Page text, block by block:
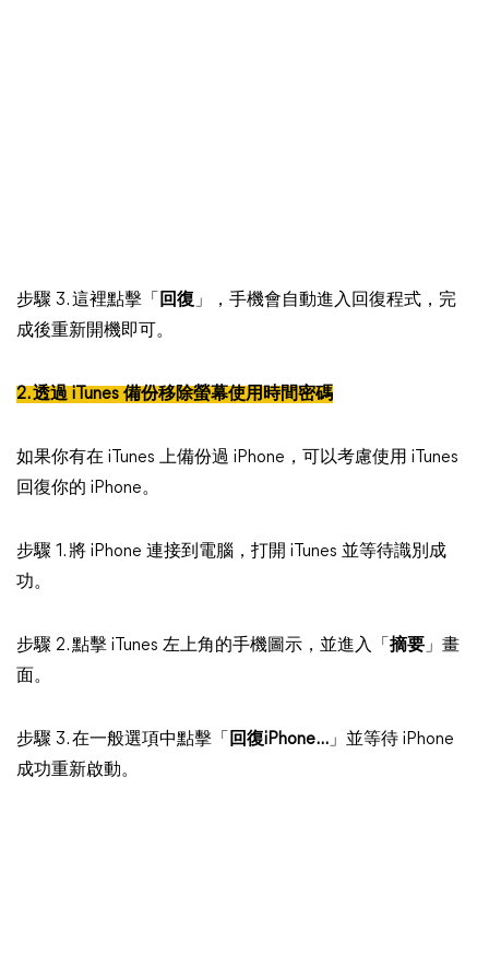
步驟 3. 這裡點擊「 回復 」，手機會自動進入回復程式，完
成後重新開機即可。
2. 透過 iTunes 備份移除螢幕使用時間密碼
如果你有在 iTunes 上備份過 iPhone，可以考慮使用 iTunes
回復你的 iPhone。
步驟 1. 將 iPhone 連接到電腦，打開 iTunes 並等待識別成
功。
步驟 2. 點擊 iTunes 左上角的手機圖示，並進入「 摘要 」畫
面。
步驟 3. 在一般選項中點擊「 回復iPhone... 」並等待 iPhone
成功重新啟動。